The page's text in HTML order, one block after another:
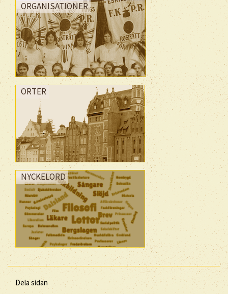
ORGANISATIONER
ORTER
NYCKELORD
Dela sidan